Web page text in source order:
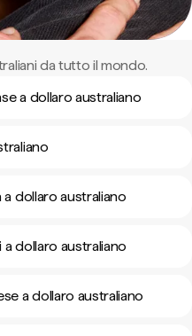
da tutto il mondo.
a dollaro australiano
dollaro australiano
dollaro australiano
a dollaro australiano